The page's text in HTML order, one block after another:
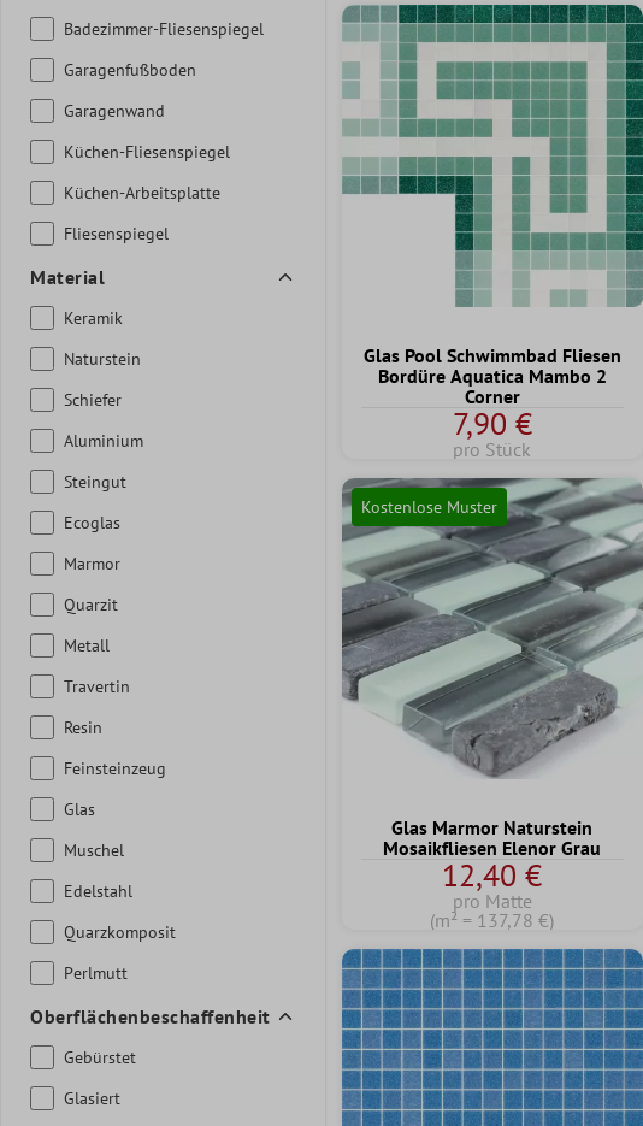
Badezimmer-Fliesenspiegel
Garagenfußboden
Garagenwand
Küchen-Fliesenspiegel
Küchen-Arbeitsplatte
Fliesenspiegel
Material
Keramik
Naturstein
Schiefer
Aluminium
Steingut
Ecoglas
Marmor
Quarzit
Metall
Travertin
Resin
Feinsteinzeug
Glas
Muschel
Edelstahl
Quarzkomposit
Perlmutt
Oberflächenbeschaffenheit
Gebürstet
Glasiert
Glas Pool Schwimmbad Fliesen
Bordüre Aquatica Mambo 2
Corner
7,90 €
pro Stück
Kostenlose Muster
Glas Marmor Naturstein
Mosaikfliesen Elenor Grau
12,40 €
pro Matte
(m² = 137,78 €)